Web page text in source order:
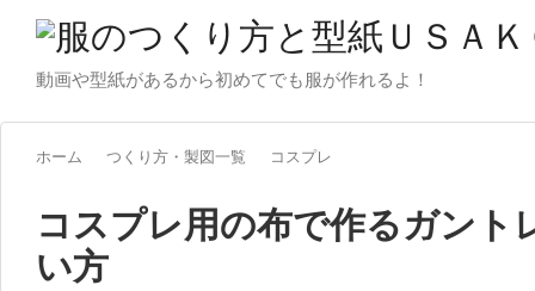
動画や型紙があるから初めてでも服が作れるよ！
ホーム つくり方・製図一覧 コスプレ
コスプレ用の布で作るガント
い方